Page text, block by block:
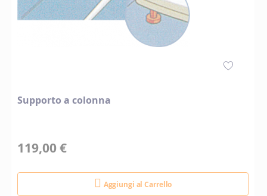
Supporto a colonna
119,00 €
Aggiungi al Carrello